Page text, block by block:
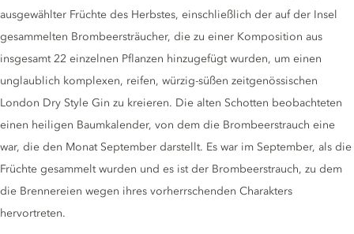
ausgewählter Früchte des Herbstes, einschließlich der auf der Insel
gesammelten Brombeersträucher, die zu einer Komposition aus
insgesamt 22 einzelnen Pflanzen hinzugefügt wurden, um einen
unglaublich komplexen, reifen, würzig-süßen zeitgenössischen
London Dry Style Gin zu kreieren. Die alten Schotten beobachteten
einen heiligen Baumkalender, von dem die Brombeerstrauch eine
war, die den Monat September darstellt. Es war im September, als die
Früchte gesammelt wurden und es ist der Brombeerstrauch, zu dem
die Brennereien wegen ihres vorherrschenden Charakters
hervortreten.